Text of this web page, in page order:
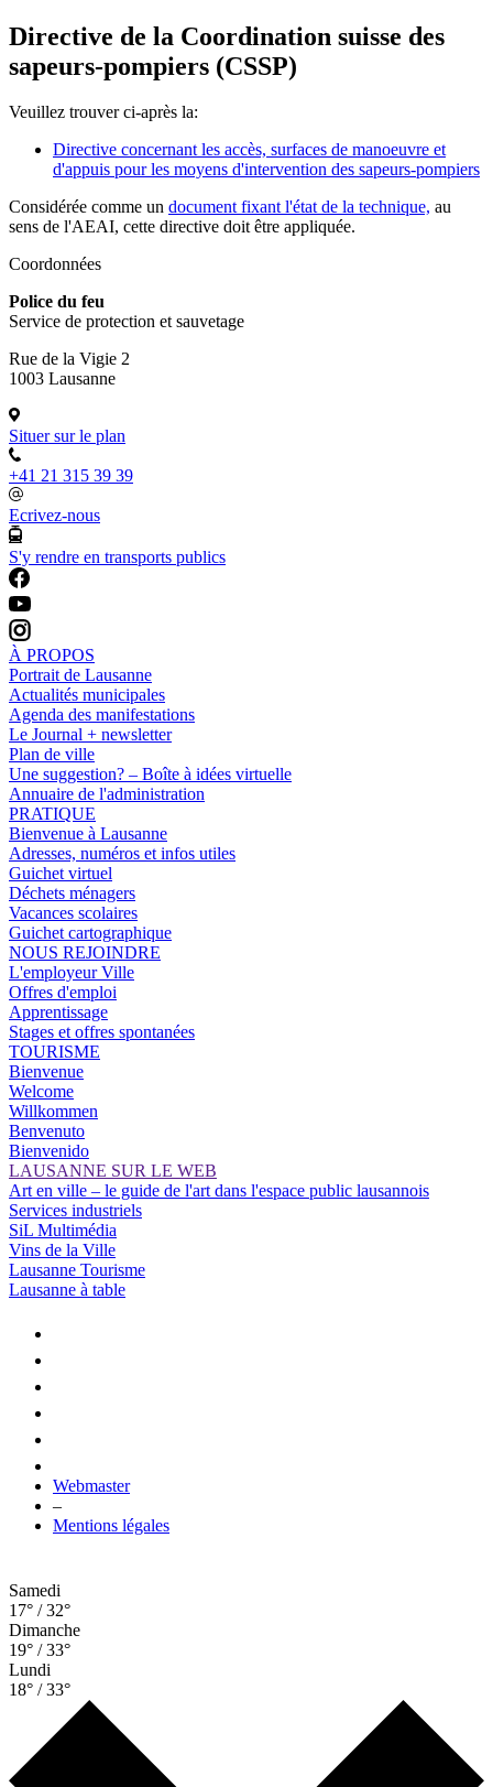
Directive de la Coordination suisse des
sapeurs-pompiers (CSSP)
Veuillez trouver ci-après la:
Directive concernant les accès, surfaces de manoeuvre et
d'appuis pour les moyens d'intervention des sapeurs-pompiers
Considérée comme un document fixant l'état de la technique, au
sens de l'AEAI, cette directive doit être appliquée.
Coordonnées
Police du feu
Service de protection et sauvetage
Rue de la Vigie 2
1003 Lausanne
Situer sur le plan
+41 21 315 39 39
Ecrivez-nous
S'y rendre en transports publics
À PROPOS
Portrait de Lausanne
Actualités municipales
Agenda des manifestations
Le Journal + newsletter
Plan de ville
Une suggestion? – Boîte à idées virtuelle
Annuaire de l'administration
PRATIQUE
Bienvenue à Lausanne
Adresses, numéros et infos utiles
Guichet virtuel
Déchets ménagers
Vacances scolaires
Guichet cartographique
NOUS REJOINDRE
L'employeur Ville
Offres d'emploi
Apprentissage
Stages et offres spontanées
TOURISME
Bienvenue
Welcome
Willkommen
Benvenuto
Bienvenido
LAUSANNE SUR LE WEB
Art en ville – le guide de l'art dans l'espace public lausannois
Services industriels
SiL Multimédia
Vins de la Ville
Lausanne Tourisme
Lausanne à table
Webmaster
–
Mentions légales
Samedi
17° / 32°
Dimanche
19° / 33°
Lundi
18° / 33°